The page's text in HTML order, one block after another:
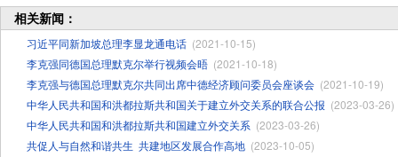
相关新闻：
习近平同新加坡总理李显龙通电话 (2021-10-15)
李克强同德国总理默克尔举行视频会晤 (2021-10-18)
李克强与德国总理默克尔共同出席中德经济顾问委员会座谈会 (2021-10-19)
中华人民共和国和洪都拉斯共和国关于建立外交关系的联合公报 (2023-03-26)
中华人民共和国和洪都拉斯共和国建立外交关系 (2023-03-26)
共促人与自然和谐共生 ​共建地区发展合作高地 (2023-10-05)